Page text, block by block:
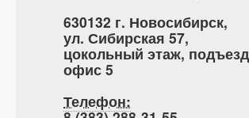
630132 г. Новосибирск,
ул. Сибирская 57,
цокольный этаж,
офис 5
Телефон: